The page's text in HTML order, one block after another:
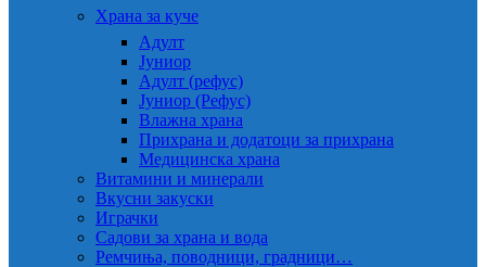
Храна за куче
Адулт
Јуниор
Адулт (рефус)
Јуниор (Рефус)
Влажна храна
Прихрана и додатоци за прихрана
Медицинска храна
Витамини и минерали
Вкусни закуски
Играчки
Садови за храна и вода
Ремчиња, поводници, градници…